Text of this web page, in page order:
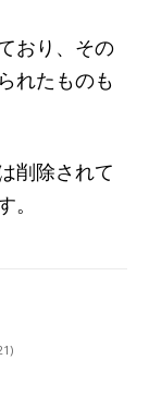
おり、その
れたものも
削除されて